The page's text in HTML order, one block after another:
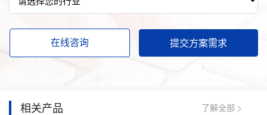
在线咨询
相关产品 了解全部